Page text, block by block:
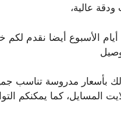
عالية،
٢٤ ساعة ولكافة أيام الأسبوع أيضا
بأسعار مدروسة تناسب
المسايل، كما يمكنكم